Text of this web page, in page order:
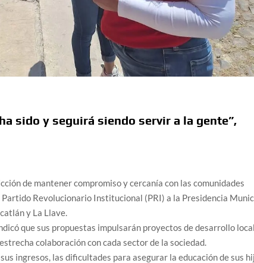
sido y seguirá siendo servir a la gente”,
de mantener compromiso y cercanía con las comunidades
Partido Revolucionario Institucional (PRI) a la Presidencia
y La Llave.
que sus propuestas impulsarán proyectos de desarrollo
colaboración con cada sector de la sociedad.
ingresos, las dificultades para asegurar la educación de sus